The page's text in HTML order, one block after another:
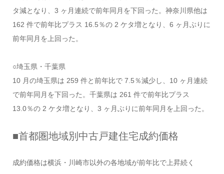
タ減となり、3 ヶ月連続で前年同月を下回った。神奈川県他は
162 件で前年比プラス 16.5％の 2 ケタ増となり、6 ヶ月ぶりに
前年同月を上回った。
○埼玉県・千葉県
10 月の埼玉県は 259 件と前年比で 7.5％減少し、10 ヶ月連続
で前年同月を下回った。千葉県は 261 件で前年比プラス
13.0％の 2 ケタ増となり、3 ヶ月ぶりに前年同月を上回った。
■首都圏地域別中古戸建住宅成約価格
成約価格は横浜・川崎市以外の各地域が前年比で上昇続く